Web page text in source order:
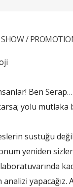
/
Ben Serap…
yolu
sustuğu
yeniden sizler
analizi